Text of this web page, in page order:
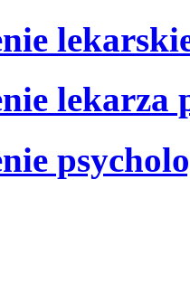
lekarza